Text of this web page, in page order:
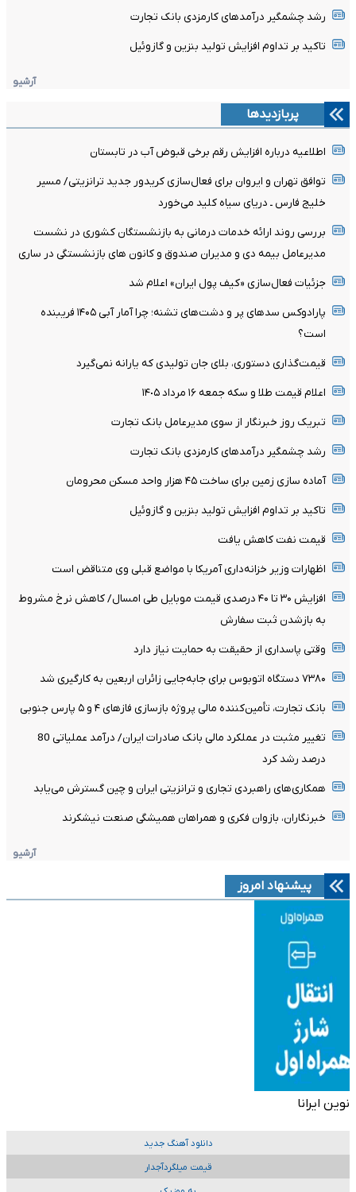
رشد چشمگیر درآمدهای کارمزدی بانک تجارت
تاکید بر تداوم افزایش تولید بنزین و گازوئیل
آرشیو
پربازدیدها
اطلاعیه درباره افزایش رقم برخی قبوض آب در تابستان
توافق تهران و ایروان برای فعال‌سازی کریدور جدید ترانزیتی/ مسیر
خلیج فارس ـ دریای سیاه کلید می‌خورد
بررسی روند ارائه خدمات درمانی به بازنشستگان کشوری در نشست
مدیرعامل بیمه دی و مدیران صندوق و کانون های بازنشستگی در ساری
جزئیات فعال‌سازی «کیف پول ایران» اعلام شد
پارادوکس سدهای پر و دشت‌های تشنه؛ چرا آمار آبی ۱۴۰۵ فریبنده
است؟
قیمت‌گذاری دستوری، بلای جان تولیدی که یارانه نمی‌گیرد
اعلام قیمت طلا و سکه جمعه ١۶ مرداد ١۴٠۵
تبریک روز خبرنگار از سوی مدیرعامل بانک تجارت
رشد چشمگیر درآمدهای کارمزدی بانک تجارت
آماده سازی زمین برای ساخت ۴۵ هزار واحد مسکن محرومان
تاکید بر تداوم افزایش تولید بنزین و گازوئیل
قیمت نفت کاهش یافت
اظهارات وزیر خزانه‌داری آمریکا با مواضع قبلی وی متناقض است
افزایش ۳۰ تا ۴۰ درصدی قیمت موبایل طی امسال/ کاهش نرخ مشروط
به بازشدن ثبت سفارش
وقتی پاسداری از حقیقت به حمایت نیاز دارد
۷۳۸۰ دستگاه اتوبوس برای جابه‌جایی زائران اربعین به‌ کارگیری شد
بانک تجارت، تأمین‌کننده مالی پروژه بازسازی فازهای ۴ و ۵ پارس جنوبی
تغییر مثبت در عملکرد مالی بانک صادرات ایران/ درآمد عملیاتی 80
درصد رشد کرد
همکاری‌های راهبردی تجاری و ترانزیتی ایران و چین گسترش می‌یابد
خبرنگاران، بازوان فکری و همراهان همیشگی صنعت نیشکرند
آرشیو
پیشنهاد امروز
نوین ایرانا
دانلود آهنگ جدید
قیمت میلگردآجدار